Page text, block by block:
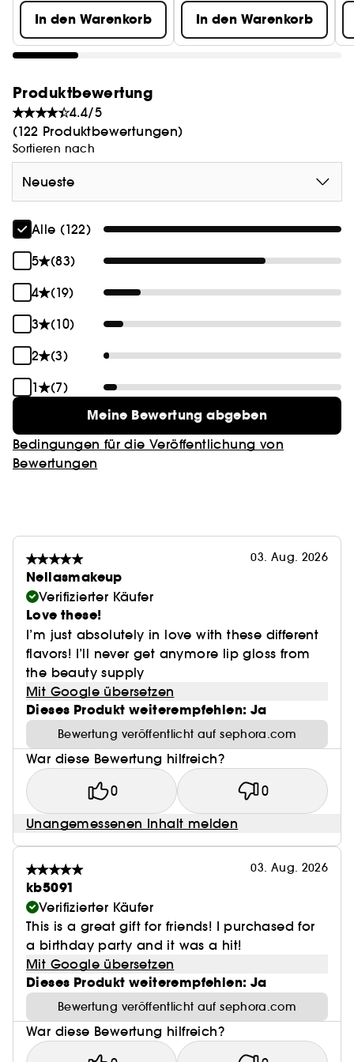
• 3 neue Farbtöne in einer limitierten Edition
In den Warenkorb In den Warenkorb
Produktbewertung
4.4/5
(122 Produktbewertungen)
Sortieren nach
Neueste
Alle (122)
5
(83)
4
(19)
3
(10)
2
(3)
1
(7)
Meine Bewertung abgeben
Bedingungen für die Veröffentlichung von
Bewertungen
03. Aug. 2026
Nellasmakeup
Verifizierter Käufer
Love these!
I’m just absolutely in love with these different
flavors! I’ll never get anymore lip gloss from
the beauty supply
Mit Google übersetzen
Dieses Produkt weiterempfehlen: Ja
Bewertung veröffentlicht auf sephora.com
War diese Bewertung hilfreich?
0 0
Unangemessenen Inhalt melden
03. Aug. 2026
kb5091
Verifizierter Käufer
This is a great gift for friends! I purchased for
a birthday party and it was a hit!
Mit Google übersetzen
Dieses Produkt weiterempfehlen: Ja
Bewertung veröffentlicht auf sephora.com
War diese Bewertung hilfreich?